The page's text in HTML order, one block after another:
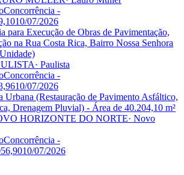
Concorrência -
10/07/2026
para Execução de Obras de Pavimentação,
na Rua Costa Rica, Bairro Nossa Senhora
· Paulista
Concorrência -
10/07/2026
Urbana (Restauração de Pavimento Asfáltico,
Drenagem Pluvial) - Área de 40.204,10 m²
HORIZONTE DO NORTE· Novo
Concorrência -
10/07/2026